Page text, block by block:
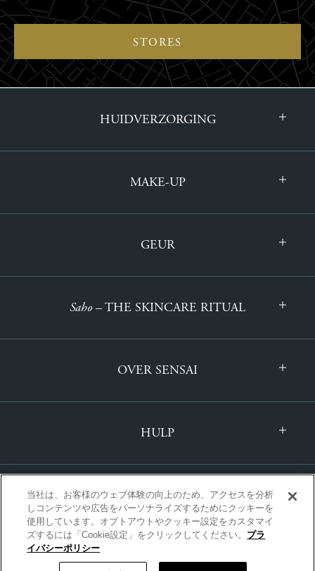
STORES
HUIDVERZORGING
MAKE-UP
GEUR
Saho – THE SKINCARE RITUAL
OVER SENSAI
HULP
INTERNATIONAAL | NEDERLANDS
当社は、お客様のウェブ体験の向上のため、アクセスを分析
しコンテンツや広告をパーソナライズするためにクッキーを
使用しています。オプトアウトやクッキー設定をカスタマイ
ズするには「Cookie設定」をクリックしてください。 プラ
イバシーポリシー